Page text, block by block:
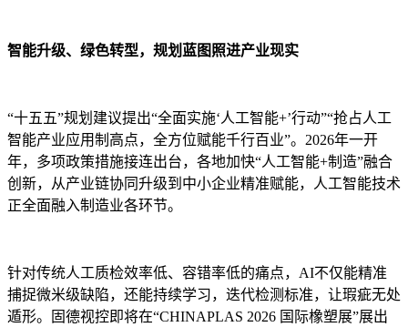
智能升级、绿色转型，规划蓝图照进产业现实
“十五五”规划建议提出“全面实施‘人工智能+’行动”“抢占人工
智能产业应用制高点，全方位赋能千行百业”。2026年一开
年，多项政策措施接连出台，各地加快“人工智能+制造”融合
创新，从产业链协同升级到中小企业精准赋能，人工智能技术
正全面融入制造业各环节。
针对传统人工质检效率低、容错率低的痛点，AI不仅能精准
捕捉微米级缺陷，还能持续学习，迭代检测标准，让瑕疵无处
遁形。固德视控即将在“CHINAPLAS 2026 国际橡塑展”展出